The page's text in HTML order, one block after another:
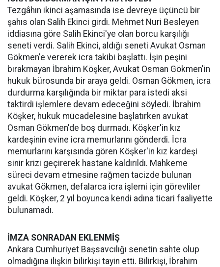
Tezgâhın ikinci aşamasında ise devreye üçüncü bir
şahıs olan Salih Ekinci girdi. Mehmet Nuri Besleyen
iddiasına göre Salih Ekinci'ye olan borcu karşılığı
seneti verdi. Salih Ekinci, aldığı seneti Avukat Osman
Gökmen'e vererek icra takibi başlattı. İşin peşini
bırakmayan İbrahim Köşker, Avukat Osman Gökmen'in
hukuk bürosunda bir araya geldi. Osman Gökmen, icra
durdurma karşılığında bir miktar para istedi aksi
taktirdi işlemlere devam edeceğini söyledi. İbrahim
Köşker, hukuk mücadelesine başlatırken avukat
Osman Gökmen'de boş durmadı. Köşker'in kız
kardeşinin evine icra memurlarını gönderdi. İcra
memurlarını karşısında gören Köşker'in kız kardeşi
sinir krizi geçirerek hastane kaldırıldı. Mahkeme
süreci devam etmesine rağmen tacizde bulunan
avukat Gökmen, defalarca icra işlemi için görevliler
geldi. Köşker, 2 yıl boyunca kendi adına ticari faaliyette
bulunamadı.
İMZA SONRADAN EKLENMİŞ
Ankara Cumhuriyet Başsavcılığı senetin sahte olup
olmadığına ilişkin bilirkişi tayin etti. Bilirkişi, İbrahim